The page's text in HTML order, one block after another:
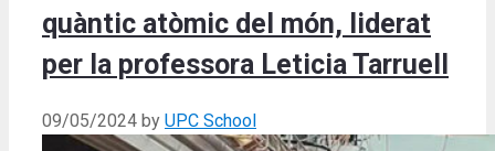
quàntic atòmic del món, liderat
per la professora Leticia Tarruell
09/05/2024 by UPC School